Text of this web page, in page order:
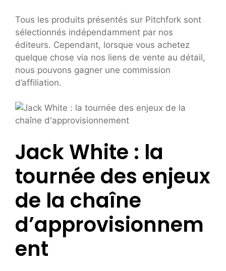
Tous les produits présentés sur Pitchfork sont
sélectionnés indépendamment par nos
éditeurs. Cependant, lorsque vous achetez
quelque chose via nos liens de vente au détail,
nous pouvons gagner une commission
d’affiliation.
Jack White : la
tournée des enjeux
de la chaîne
d’approvisionnem
ent